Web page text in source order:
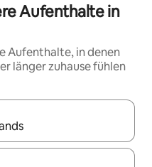
Aufenthalte in
Aufenthalte, in denen
länger zuhause fühlen
navigiere mit den